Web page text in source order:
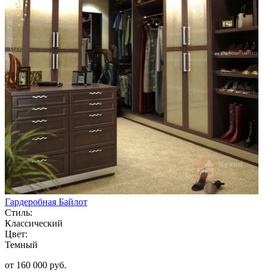
Гардеробная Байлот
Стиль:
Классический
Цвет:
Темный
от 160 000 руб.